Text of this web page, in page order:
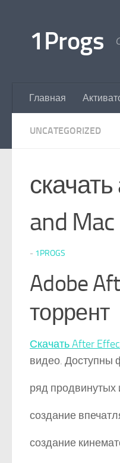
1Progs
Главная
UNCATEGORIZED
and Mac
- 1PROGS
Adobe
торрент
Скачать After
видео. Доступны
ряд продвинутых
создание
создание